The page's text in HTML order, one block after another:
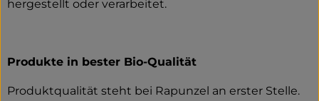
hergestellt oder verarbeitet.
Produkte in bester Bio-Qualität
Produktqualität steht bei Rapunzel an erster Stelle.